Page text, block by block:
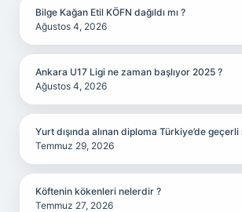
Bilge Kağan Etil KÖFN dağıldı mı ?
Ağustos 4, 2026
Ankara U17 Ligi ne zaman başlıyor 2025 ?
Ağustos 4, 2026
Yurt dışında alınan diploma Türkiye’de
Temmuz 29, 2026
Köftenin kökenleri nelerdir ?
Temmuz 27, 2026